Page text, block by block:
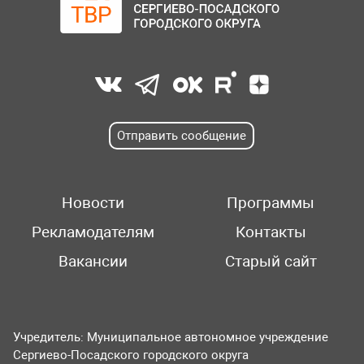
Отправить сообщение
Новости
Программы
Рекламодателям
Контакты
Вакансии
Старый сайт
Учредитель: Муниципальное автономное учреждение
Сергиево-Посадского городского округа